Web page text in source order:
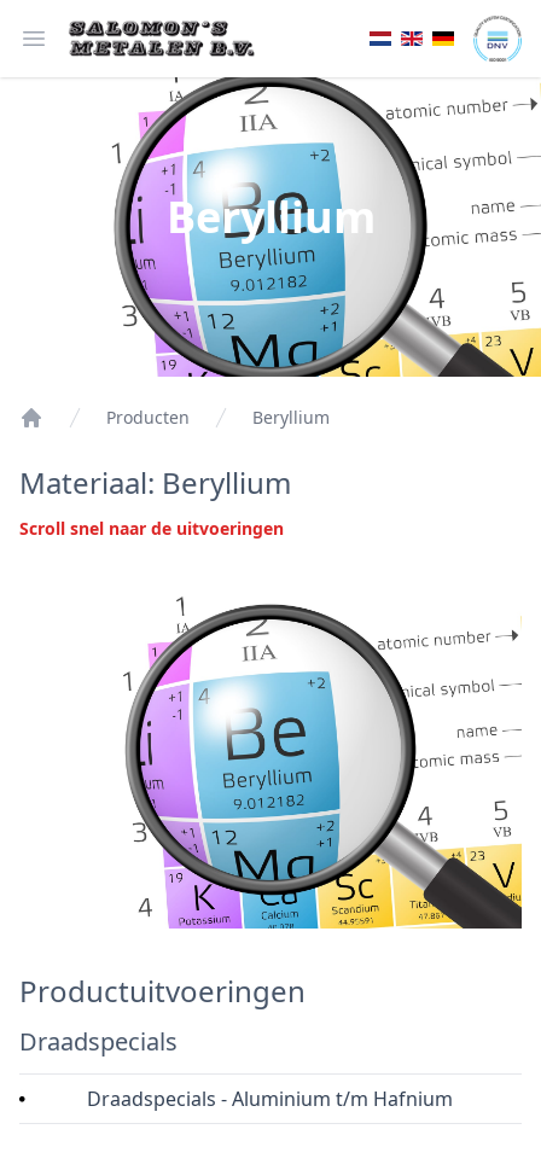
Open menu
Beryllium
Producten Beryllium
Materiaal: Beryllium
Scroll snel naar de uitvoeringen
Productuitvoeringen
Draadspecials
Draadspecials - Aluminium t/m Hafnium